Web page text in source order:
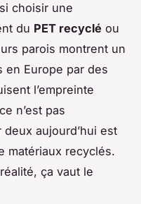
choisir une
du PET recyclé ou
parois montrent un
en Europe par des
l’empreinte
n’est pas
aujourd’hui est
matériaux recyclés.
ça vaut le